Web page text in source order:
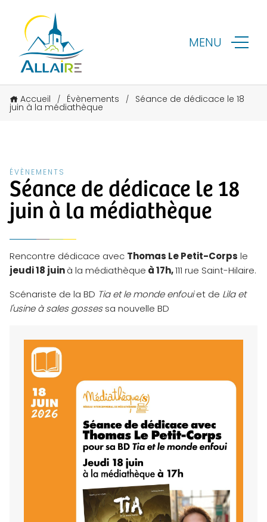
MENU
Accueil / Évènements / Séance de dédicace le 18
juin à la médiathèque
ÉVÈNEMENTS
Séance de dédicace le 18
juin à la médiathèque
Rencontre dédicace avec Thomas Le Petit-Corps le
jeudi 18 juinà la médiathèque à 17h,111 rue Saint-Hilaire.
Scénariste de la BD Tia et le monde enfouiet de Lila et
l'usine à sales gossessa nouvelle BD